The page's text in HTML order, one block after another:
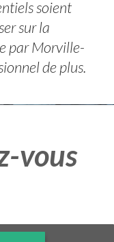
soient
sur la
par Morville-
de plus.
vous